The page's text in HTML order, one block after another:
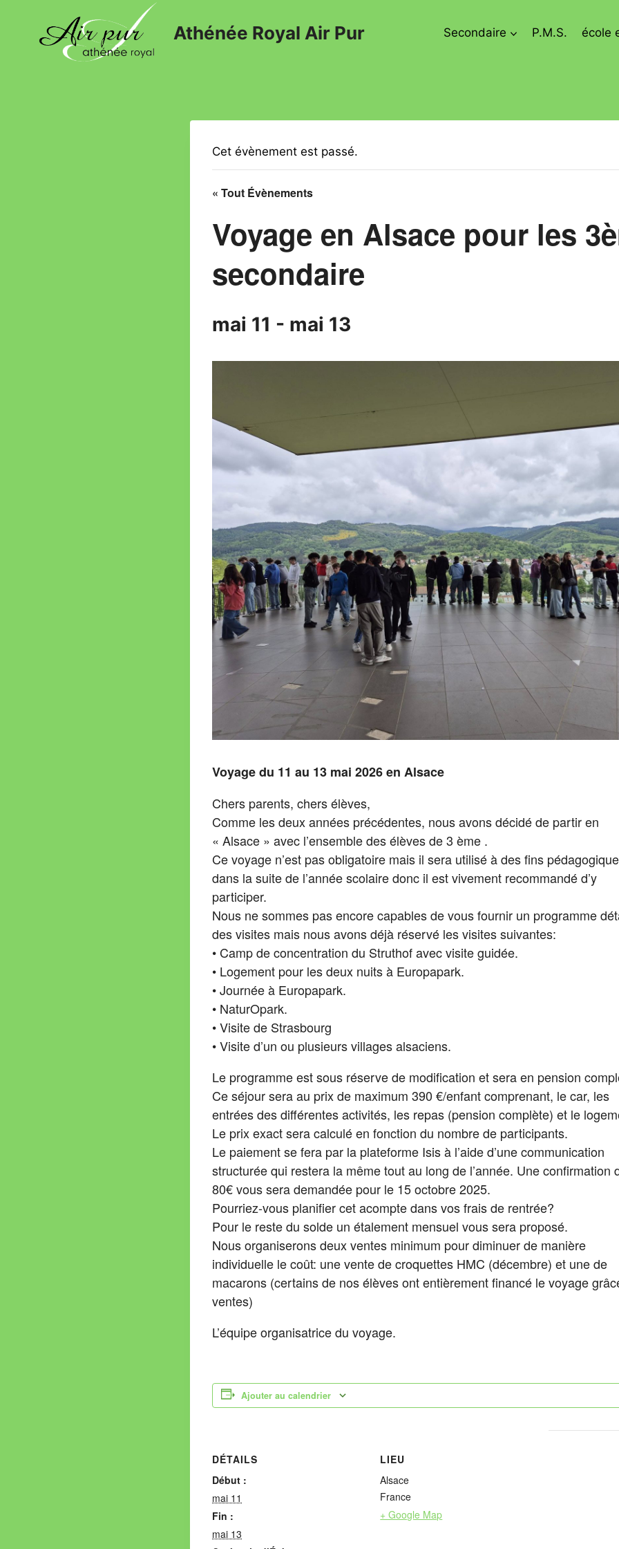
Athénée Royal Air Pur Secondaire P.M.S. école
Cet évènement est passé.
« Tout Évènements
Voyage en Alsace pour les
secondaire
mai 11 - mai 13
Voyage du 11 au 13 mai 2026 en Alsace
Chers parents, chers élèves,
Comme les deux années précédentes, nous avons décidé de partir en
« Alsace » avec l’ensemble des élèves de 3 ème .
Ce voyage n’est pas obligatoire mais il sera utilisé à des fins
dans la suite de l’année scolaire donc il est vivement recommandé d’y
participer.
Nous ne sommes pas encore capables de vous fournir un programme
des visites mais nous avons déjà réservé les visites suivantes:
• Camp de concentration du Struthof avec visite guidée.
• Logement pour les deux nuits à Europapark.
• Journée à Europapark.
• NaturOpark.
• Visite de Strasbourg
• Visite d’un ou plusieurs villages alsaciens.
Le programme est sous réserve de modification et sera en pension
Ce séjour sera au prix de maximum 390 €/enfant comprenant, le car, les
entrées des différentes activités, les repas (pension complète) et le
Le prix exact sera calculé en fonction du nombre de participants.
Le paiement se fera par la plateforme Isis à l’aide d’une communication
structurée qui restera la même tout au long de l’année. Une confirmation
80€ vous sera demandée pour le 15 octobre 2025.
Pourriez-vous planifier cet acompte dans vos frais de rentrée?
Pour le reste du solde un étalement mensuel vous sera proposé.
Nous organiserons deux ventes minimum pour diminuer de manière
individuelle le coût: une vente de croquettes HMC (décembre) et une de
macarons (certains de nos élèves ont entièrement financé le voyage
ventes)
L’équipe organisatrice du voyage.
Ajouter au calendrier
DÉTAILS
Début :
mai 11
Fin :
mai 13
LIEU
Alsace
France
+ Google Map